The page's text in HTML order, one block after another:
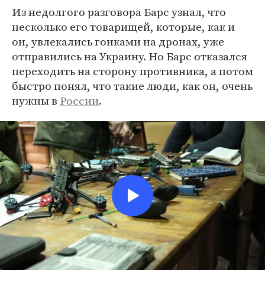
Из недолгого разговора Барс узнал, что
несколько его товарищей, которые, как и
он, увлекались гонками на дронах, уже
отправились на Украину. Но Барс отказался
переходить на сторону противника, а потом
быстро понял, что такие люди, как он, очень
нужны в России.